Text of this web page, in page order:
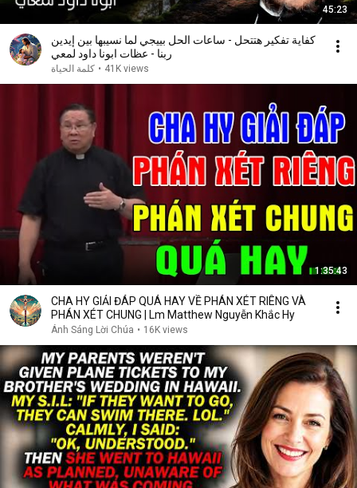
45:23
كفاية تفكير هتتحل - ساعات الحل بييجي لما نسيبها بين إيدين
ربنا - عظات ابونا داود لمعي
كلمة الحياة • 41K views
1:35:43
CHA HY GIẢI ĐÁP QUÁ HAY VỀ PHÁN XÉT RIÊNG VÀ
PHÁN XÉT CHUNG | Lm Matthew Nguyễn Khắc Hy
Ánh Sáng Lời Chúa • 16K views